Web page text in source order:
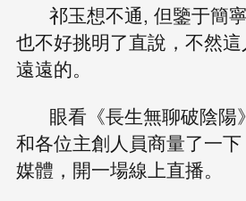
祁玉想不通, 但鑒于簡
也不好挑明了直說，不然
遠遠的。
眼看《長生無聊破陰陽
和各位主創人員商量了一
媒體，開一場線上直播。